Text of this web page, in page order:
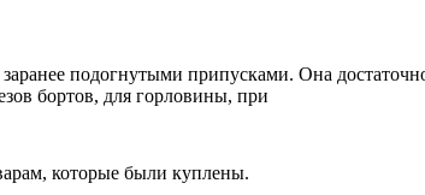
подогнутыми припусками. Она
бортов, для горловины, при
которые были куплены.